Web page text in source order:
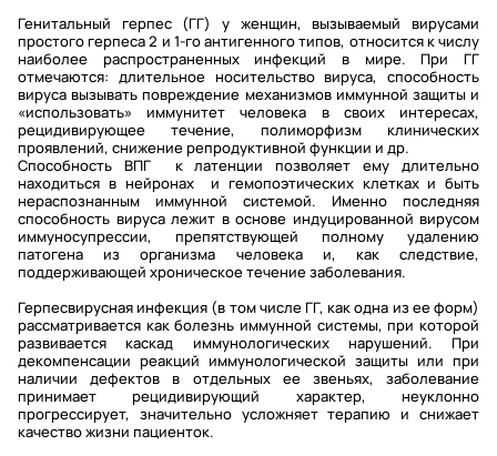
Генитальный герпес (ГГ) у женщин, вызываемый вирусами
простого герпеса 2 и 1-го антигенного типов, относится к числу
наиболее распространенных инфекций в мире. При ГГ
отмечаются: длительное носительство вируса, способность
вируса вызывать повреждение механизмов иммунной защиты и
«использовать» иммунитет человека в своих интересах,
рецидивирующее течение, полиморфизм клинических
проявлений, снижение репродуктивной функции и др.
Способность ВПГ к латенции позволяет ему длительно
находиться в нейронах и гемопоэтических клетках и быть
нераспознанным иммунной системой. Именно последняя
способность вируса лежит в основе индуцированной вирусом
иммуносупрессии, препятствующей полному удалению
патогена из организма человека и, как следствие,
поддерживающей хроническое течение заболевания.
Герпесвирусная инфекция (в том числе ГГ, как одна из ее форм)
рассматривается как болезнь иммунной системы, при которой
развивается каскад иммунологических нарушений. При
декомпенсации реакций иммунологической защиты или при
наличии дефектов в отдельных ее звеньях, заболевание
принимает рецидивирующий характер, неуклонно
прогрессирует, значительно усложняет терапию и снижает
качество жизни пациенток.